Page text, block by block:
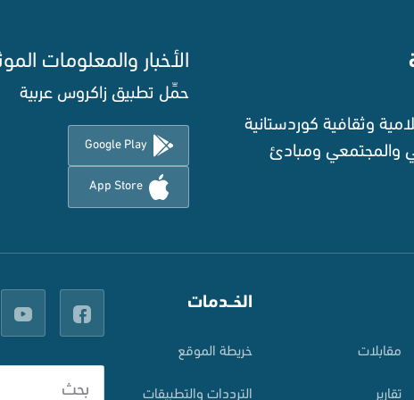
وثقافية كوردستانية
والمجتمعي ومبادئ
الأخبار والمعلومات
حمِّل تطبيق زاكروس عربية
Google Play
App Store
مقابلات
تقارير
الخــدمات
خريطة الموقع
الترددات والتطبيقات